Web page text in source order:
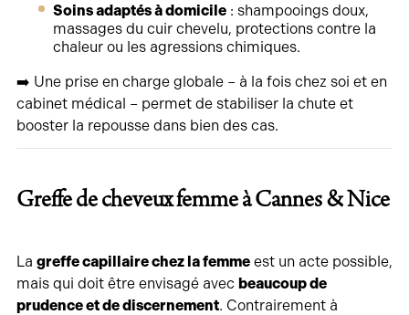
Soins adaptés à domicile: shampooings doux,
massages du cuir chevelu, protections contre la
chaleur ou les agressions chimiques.
➡️ Une prise en charge globale – à la fois chez soi et en
cabinet médical – permet de stabiliser la chute et
booster la repousse dans bien des cas.
Greffe de cheveux femme à Cannes & Nice
La greffe capillaire chez la femmeest un acte possible,
mais qui doit être envisagé avec beaucoup de
prudence et de discernement. Contrairement à